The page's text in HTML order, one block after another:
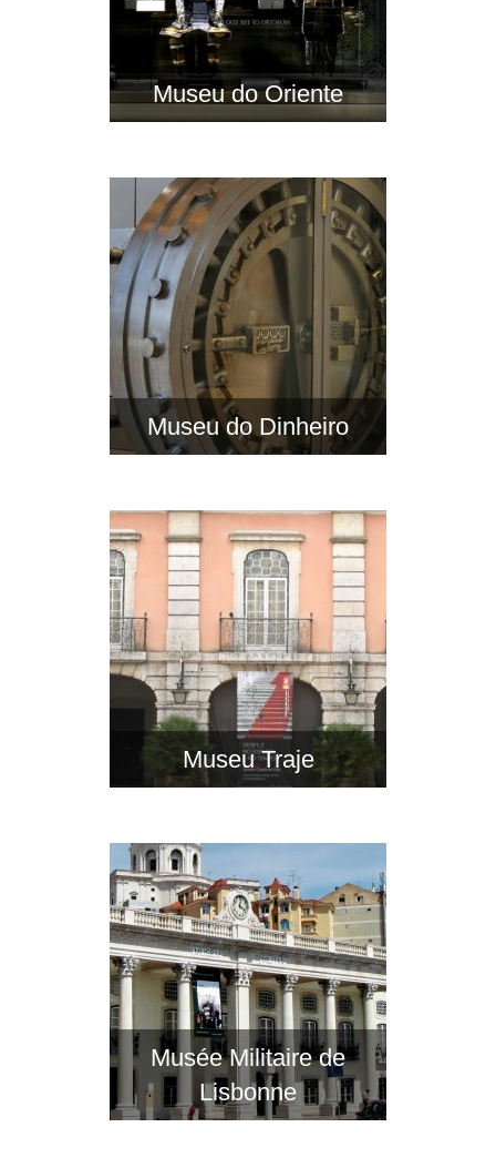
Museu do Oriente
Museu do Dinheiro
Museu Traje
Musée Militaire de
Lisbonne